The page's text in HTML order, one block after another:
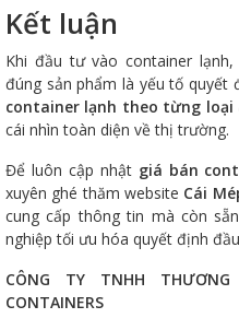
Kết luận
Khi đầu tư vào container
đúng sản phẩm là yếu tố quyết
container lạnh theo từng loại
cái nhìn toàn diện về thị trường.
Để luôn cập nhậtgiá bán
xuyên ghé thăm website Cái
cung cấp thông tin mà còn
nghiệp tối ưu hóa quyết định
CÔNG TY TNHH
CONTAINERS